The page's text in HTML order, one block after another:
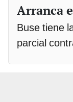
Arranca
Buse tiene
parcial